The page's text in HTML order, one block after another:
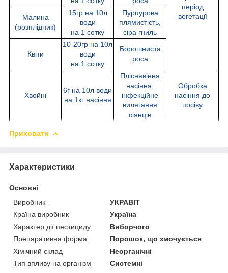
період
вегетації
Малина
(розплідник)
15гр на 10л
води
на 1 сотку
Пурпурова
плямистість,
сіра гниль
Квіти
10-20гр на 10л
води
на 1 сотку
Борошниста
роса
Хвойні
6г на 10л води
на 1кг насіння
Пліснявіння
насіння,
інфекційне
вилягання
сіянців
Обробка
насіння до
посіву
Приховати
Характеристики
Основні
Виробник
УКРАВІТ
Країна виробник
Україна
Характер дії пестициду
Виборчого
Препаративна форма
Порошок, що змочується
Хімічний склад
Неорганічні
Тип впливу на організм
Системні